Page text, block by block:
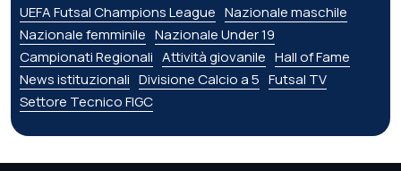
UEFA Futsal Champions League Nazionale maschile
Nazionale femminile Nazionale Under 19
Campionati Regionali Attività giovanile Hall of Fame
News istituzionali Divisione Calcio a 5 Futsal TV
Settore Tecnico FIGC